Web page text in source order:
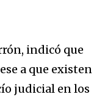
indicó que
a que existen
judicial en los